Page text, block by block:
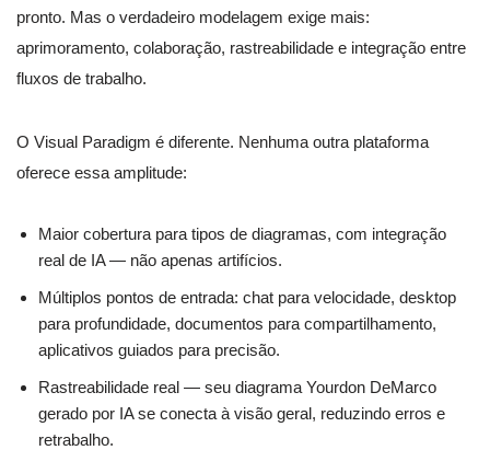
pronto. Mas o verdadeiro modelagem exige mais:
aprimoramento, colaboração, rastreabilidade e integração entre
fluxos de trabalho.
O Visual Paradigm é diferente. Nenhuma outra plataforma
oferece essa amplitude:
Maior cobertura para tipos de diagramas, com integração
real de IA — não apenas artifícios.
Múltiplos pontos de entrada: chat para velocidade, desktop
para profundidade, documentos para compartilhamento,
aplicativos guiados para precisão.
Rastreabilidade real — seu diagrama Yourdon DeMarco
gerado por IA se conecta à visão geral, reduzindo erros e
retrabalho.